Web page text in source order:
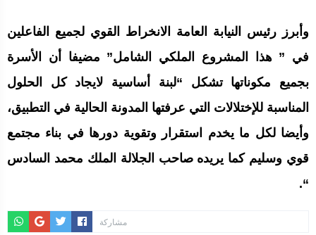
وأبرز رئيس النيابة العامة الانخراط القوي لجميع الفاعلين
في ” هذا المشروع الملكي الشامل” مضيفا أن الأسرة
بجميع مكوناتها تشكل “لبنة أساسية لايجاد كل الحلول
المناسبة للإختلالات التي عرفتها المدونة الحالية في التطبيق،
وأيضا لكل ما يخدم استقرار وتقوية دورها في بناء مجتمع
قوي وسليم كما يريده صاحب الجلالة الملك محمد السادس
“.
مشاركة